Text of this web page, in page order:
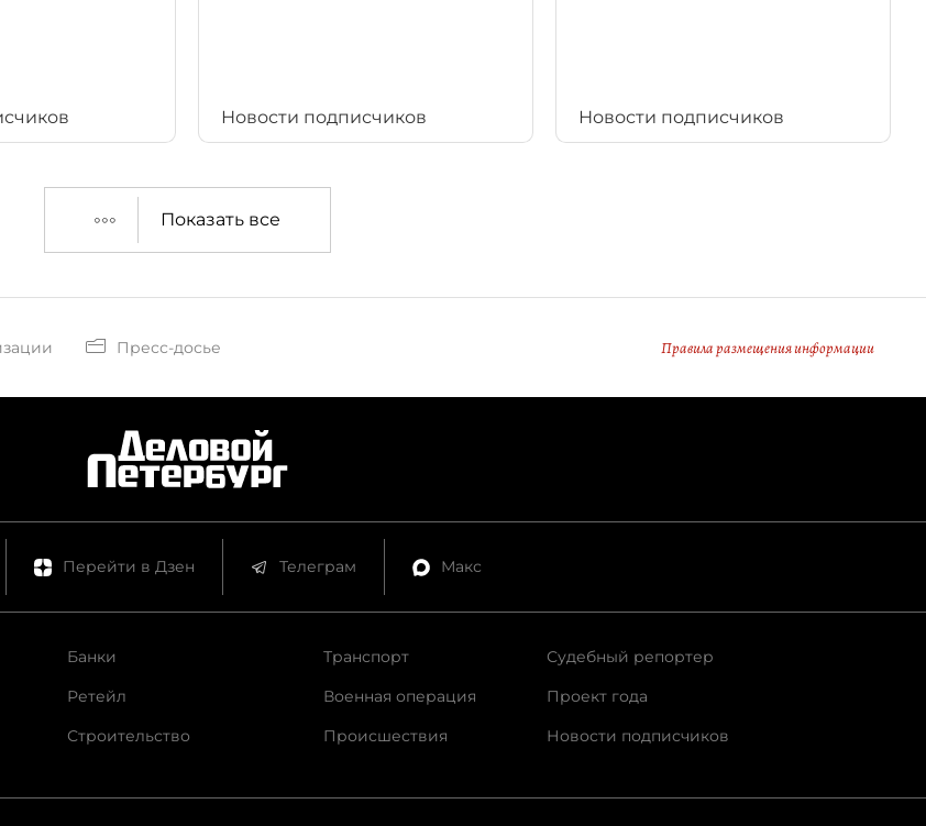
Новости подписчиков Новости подписчиков
Показать все
Пресс-досье Правила размещения информации
Перейти в Дзен Телеграм Макс
Банки
Ретейл
Строительство
Транспорт
Военная операция
Происшествия
Судебный репортер
Проект года
Новости подписчиков